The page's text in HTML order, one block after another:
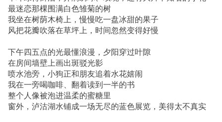
最迷恋那棵围满白色雏菊的树
我坐在树荫木椅上，慢慢吃一盘冰甜的果子
风把花瓣吹落在草坪上，时间忽然变得好慢
下午四五点的光最懂浪漫，夕阳穿过叶隙
在房间墙壁上画出斑驳光影
喷水池旁，小狗正和朋友追着水花嬉闹
我在一旁喝咖啡、翻着读到一半的书
整个人像被泡进温柔的蜜糖里
窗外，泸沽湖水铺成一场无尽的蓝色展览，美得太不真实